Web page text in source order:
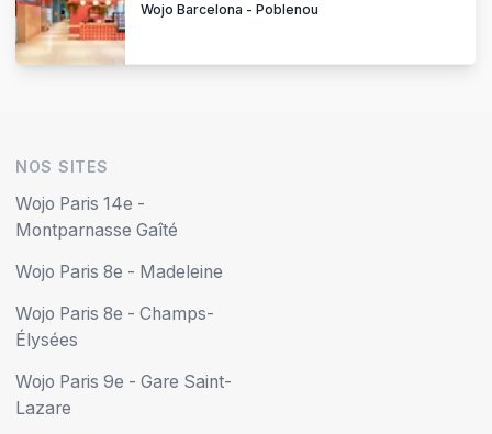
Wojo Barcelona - Poblenou
NOS SITES
Wojo Paris 14e -
Montparnasse Gaîté
Wojo Paris 8e - Madeleine
Wojo Paris 8e - Champs-
Élysées
Wojo Paris 9e - Gare Saint-
Lazare